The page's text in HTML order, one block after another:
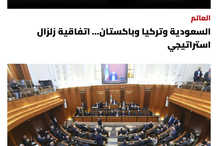
العالم
السعودية وتركيا وباكستان... اتفاقية زلزال
استراتيجي